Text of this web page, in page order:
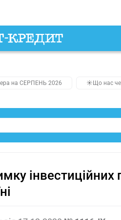
на СЕРПЕНЬ 2026 ☀️Що нас
інвестиційних